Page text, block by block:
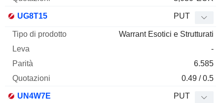
UG8T15 PUT
Warrant Esotici e Strutturati
-
6.585
0.49 / 0.5
UN4W7E PUT